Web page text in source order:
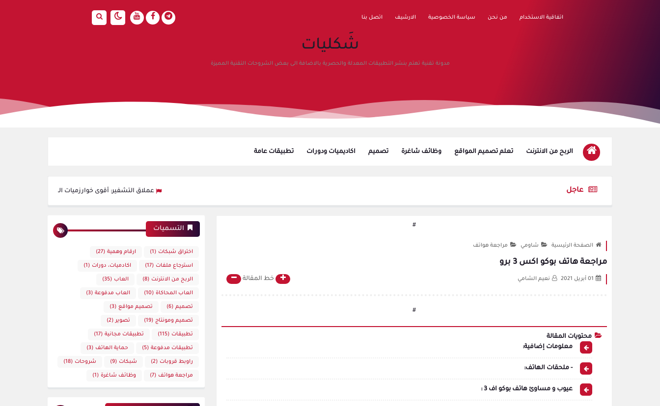
اتفاقية الاستخدام من نحن سياسة الخصوصية الارشيف اتصل بنا
شَكليات
مدونة تقنية تهتم بنشر التطبيقات المعدلة والحصرية بالاضافة الى بعض الشروحات التقنية المميزة
الربح من الانترنت تعلم تصميم المواقع وظائف شاغرة تصميم اكاديميات ودورات تطبيقات عامة
عاجل عملاق التشفير: أقوى خوارزميات الحماية لحفظ بياناتك في قرص
#
الصفحة الرئيسية شاومي مراجعة هواتف
مراجعة هاتف بوكو اكس 3 برو
01 أبريل 2021 نعيم الشامي خط المقالة
#
محتويات المقالة
معلومات إضافية:
- ملحقات الهاتف:
عيوب و مساوئ هاتف بوكو اف 3 :
التسميات
اختراق شبكات (1) ارقام وهمية (27)
استرجاع ملفات (17) اكادميات، دورات (1)
الربح من الانترنت (8) العاب (35)
العاب المحاكاة (10) العاب مدفوعة (3)
تصميم (6) تصميم مواقع (3)
تصميم ومونتاج (19) تصوير (2)
تطبيقات (115) تطبيقات مجانية (17)
تطبيقات مدفوعة (5) حماية الهاتف (3)
راوبط قروبات (2) شبكات (9) شروحات (18)
مراجعة هواتف (7) وظائف شاغرة (1)